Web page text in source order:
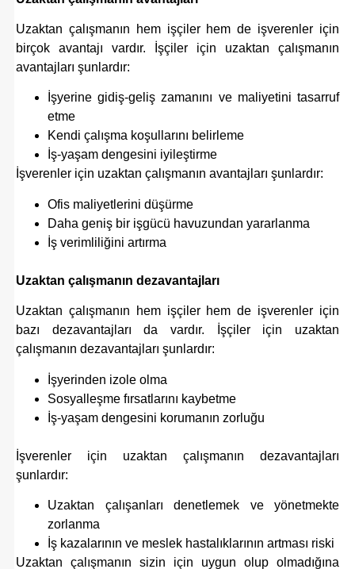
Uzaktan çalışmanın hem işçiler hem de işverenler için
birçok avantajı vardır. İşçiler için uzaktan çalışmanın
avantajları şunlardır:
İşyerine gidiş-geliş zamanını ve maliyetini tasarruf
etme
Kendi çalışma koşullarını belirleme
İş-yaşam dengesini iyileştirme
İşverenler için uzaktan çalışmanın avantajları şunlardır:
Ofis maliyetlerini düşürme
Daha geniş bir işgücü havuzundan yararlanma
İş verimliliğini artırma
Uzaktan çalışmanın dezavantajları
Uzaktan çalışmanın hem işçiler hem de işverenler için
bazı dezavantajları da vardır. İşçiler için uzaktan
çalışmanın dezavantajları şunlardır:
İşyerinden izole olma
Sosyalleşme fırsatlarını kaybetme
İş-yaşam dengesini korumanın zorluğu
İşverenler için uzaktan çalışmanın dezavantajları
şunlardır:
Uzaktan çalışanları denetlemek ve yönetmekte
zorlanma
İş kazalarının ve meslek hastalıklarının artması riski
Uzaktan çalışmanın sizin için uygun olup olmadığına